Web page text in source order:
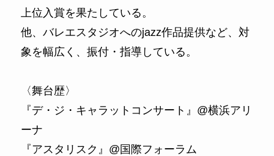
上位入賞を果たしている。
他、バレエスタジオへのjazz作品提供など、対
象を幅広く、振付・指導している。
〈舞台歴〉
『デ・ジ・キャラットコンサート』@横浜アリ
ーナ
『アスタリスク』@国際フォーラム